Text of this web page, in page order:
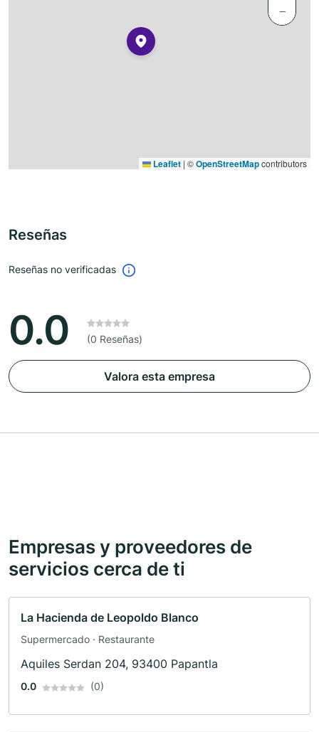
−
Leaflet | ©OpenStreetMapcontributors
Reseñas
Reseñas no verificadas
0.0 (0 Reseñas)
Valora esta empresa
Empresas y proveedores de
servicios cerca de ti
La Hacienda de Leopoldo Blanco
Supermercado · Restaurante
Aquiles Serdan 204, 93400 Papantla
0.0 (0)